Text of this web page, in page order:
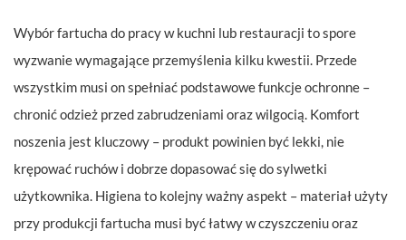
Wybór fartucha do pracy w kuchni lub restauracji to spore
wyzwanie wymagające przemyślenia kilku kwestii. Przede
wszystkim musi on spełniać podstawowe funkcje ochronne –
chronić odzież przed zabrudzeniami oraz wilgocią. Komfort
noszenia jest kluczowy – produkt powinien być lekki, nie
krępować ruchów i dobrze dopasować się do sylwetki
użytkownika. Higiena to kolejny ważny aspekt – materiał użyty
przy produkcji fartucha musi być łatwy w czyszczeniu oraz